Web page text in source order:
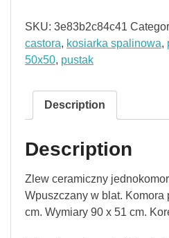
SKU: 3e83b2c84c41
castora, kosiarka spalinowa,
50x50, pustak
Description
Description
Zlew ceramiczny
Wpuszczany w blat. Komora
cm. Wymiary 90 x 51 cm.